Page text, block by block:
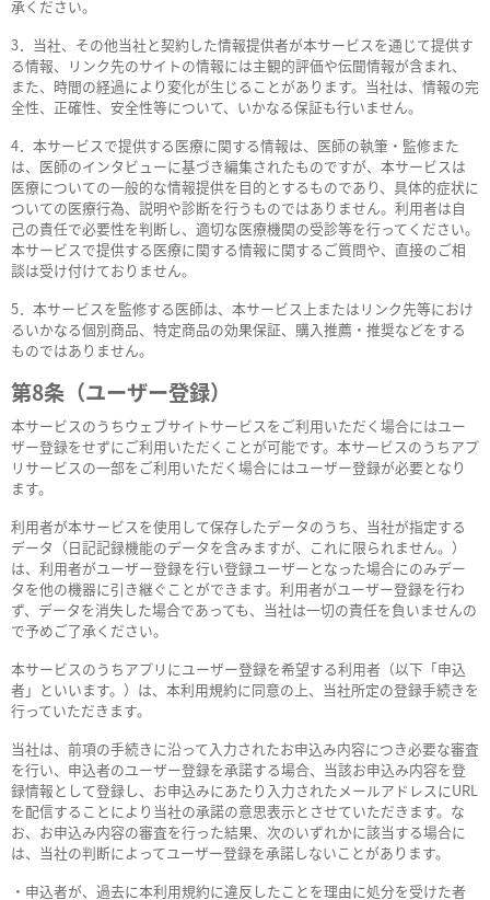
承ください。
3．当社、その他当社と契約した情報提供者が本サービスを通じて提供す
る情報、リンク先のサイトの情報には主観的評価や伝聞情報が含まれ、
また、時間の経過により変化が生じることがあります。当社は、情報の完
全性、正確性、安全性等について、いかなる保証も行いません。
4．本サービスで提供する医療に関する情報は、医師の執筆・監修また
は、医師のインタビューに基づき編集されたものですが、本サービスは
医療についての一般的な情報提供を目的とするものであり、具体的症状に
ついての医療行為、説明や診断を行うものではありません。利用者は自
己の責任で必要性を判断し、適切な医療機関の受診等を行ってください。
本サービスで提供する医療に関する情報に関するご質問や、直接のご相
談は受け付けておりません。
5．本サービスを監修する医師は、本サービス上またはリンク先等におけ
るいかなる個別商品、特定商品の効果保証、購入推薦・推奨などをする
ものではありません。
第8条（ユーザー登録）
本サービスのうちウェブサイトサービスをご利用いただく場合にはユー
ザー登録をせずにご利用いただくことが可能です。本サービスのうちアプ
リサービスの一部をご利用いただく場合にはユーザー登録が必要となり
ます。
利用者が本サービスを使用して保存したデータのうち、当社が指定する
データ（日記記録機能のデータを含みますが、これに限られません。）
は、利用者がユーザー登録を行い登録ユーザーとなった場合にのみデー
タを他の機器に引き継ぐことができます。利用者がユーザー登録を行わ
ず、データを消失した場合であっても、当社は一切の責任を負いませんの
で予めご了承ください。
本サービスのうちアプリにユーザー登録を希望する利用者（以下「申込
者」といいます。）は、本利用規約に同意の上、当社所定の登録手続きを
行っていただきます。
当社は、前項の手続きに沿って入力されたお申込み内容につき必要な審査
を行い、申込者のユーザー登録を承諾する場合、当該お申込み内容を登
録情報として登録し、お申込みにあたり入力されたメールアドレスにURL
を配信することにより当社の承諾の意思表示とさせていただきます。な
お、お申込み内容の審査を行った結果、次のいずれかに該当する場合に
は、当社の判断によってユーザー登録を承諾しないことがあります。
・申込者が、過去に本利用規約に違反したことを理由に処分を受けた者